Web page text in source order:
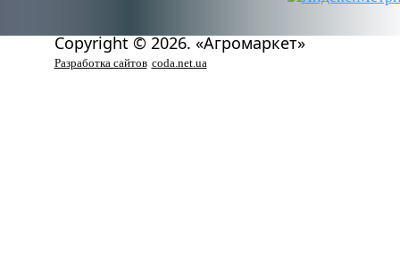
Copyright © 2026. «Агромаркет»
Разработка сайтов coda.net.ua